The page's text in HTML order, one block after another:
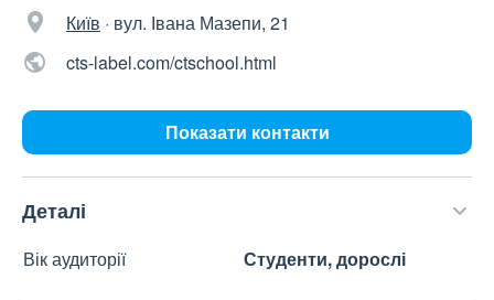
Київ · вул. Івана Мазепи, 21
cts-label.com/ctschool.html
Показати контакти
Деталі
Вік аудиторії Студенти, дорослі